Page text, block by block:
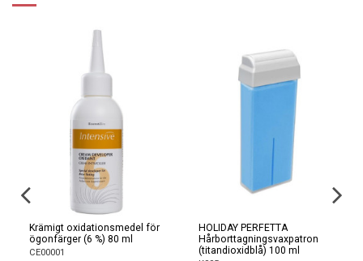
Krämigt oxidationsmedel för
ögonfärger (6 %) 80 ml
CE00001
HOLIDAY PERFETTA
Hårborttagningsvaxpatron
(titandioxidblå) 100 ml